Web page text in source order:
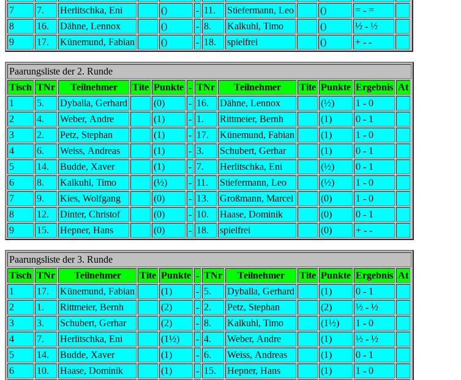
7
7. Herlitschka, Eni () - 11. Stiefermann, Leo ()
= - =
8
16. Dähne, Lennox () - 8. Kalkuhl, Timo ()
½ - ½
9
17. Künemund, Fabian () - 18. spielfrei () + - -
Paarungsliste der 2. Runde
Tisch TNr Teilnehmer Tite Punkte - TNr Teilnehmer Tite Punkte Ergebnis At
1
5. Dyballa, Gerhard (0) - 16. Dähne, Lennox (½)
1 - 0
2
4. Weber, Andre (1) - 1. Rittmeier, Bernh (1)
0 - 1
3
2. Petz, Stephan (1) - 17. Künemund, Fabian (1)
1 - 0
4
6. Weiss, Andreas (1) - 3. Schubert, Gerhar (1)
0 - 1
5
14. Budde, Xaver (1) - 7. Herlitschka, Eni (½)
0 - 1
6
8. Kalkuhl, Timo (½) - 11. Stiefermann, Leo (½)
1 - 0
7
9. Kies, Wolfgang (0) - 13. Großmann, Marcel (0)
1 - 0
8
12. Dinter, Christof (0) - 10. Haase, Dominik (0)
0 - 1
9
15. Hepner, Hans (0) - 18. spielfrei (0) + - -
Paarungsliste der 3. Runde
Tisch TNr Teilnehmer Tite Punkte - TNr Teilnehmer Tite Punkte Ergebnis At
1
17. Künemund, Fabian (1) - 5. Dyballa, Gerhard (1)
0 - 1
2
1. Rittmeier, Bernh (2) - 2. Petz, Stephan (2)
½ - ½
3
3. Schubert, Gerhar (2) - 8. Kalkuhl, Timo (1½)
1 - 0
4
7. Herlitschka, Eni (1½) - 4. Weber, Andre (1)
½ - ½
5
14. Budde, Xaver (1) - 6. Weiss, Andreas (1)
0 - 1
6
10. Haase, Dominik (1) - 15. Hepner, Hans (1)
1 - 0